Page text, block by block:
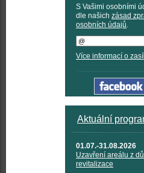
S Vašimi osobními
dle našich zásad
osobních údajů.
Více informací o
Aktuální
01.07.-31.08.2026
Uzavření areálu z
revitalizace